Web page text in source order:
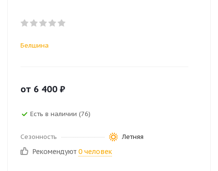
Белшина
от 6 400 ₽
Есть в наличии (76)
Сезонность Летняя
Рекомендуют 0 человек